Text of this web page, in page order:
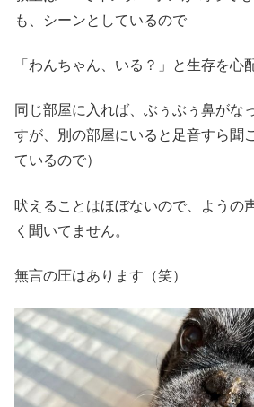
も、シーンとしているので
「わんちゃん、いる？」と生存を心
同じ部屋に入れば、ぶぅぶぅ鼻がな
すが、別の部屋にいると足音すら聞
ているので）
吠えることはほぼないので、ようの
く聞いてません。
無言の圧はあります（笑）